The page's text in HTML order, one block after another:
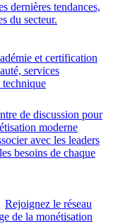
dernières tendances,
du secteur.
et certification
services
technique
de discussion pour
moderne
avec les leaders
besoins de chaque
Rejoignez le réseau
de la monétisation